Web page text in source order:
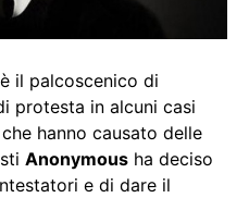
è il palcoscenico di
protesta in alcuni casi
hanno causato delle
Anonymous ha deciso
e di dare il